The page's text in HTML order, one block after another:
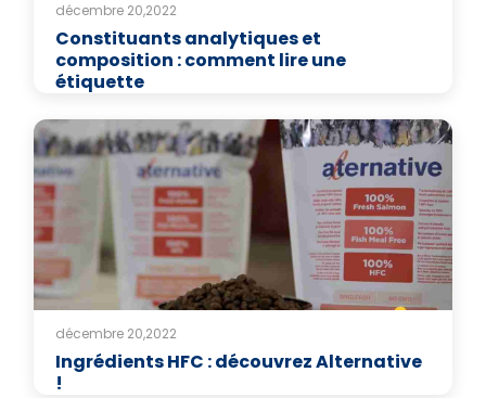
décembre 20,2022
Constituants analytiques et
composition : comment lire une
étiquette
décembre 20,2022
Ingrédients HFC : découvrez Alternative
!